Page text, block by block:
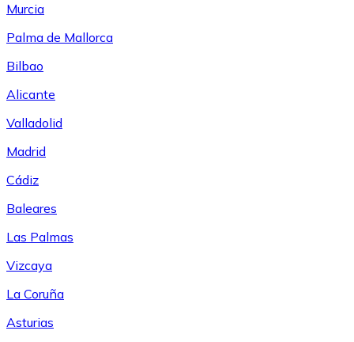
Murcia
Palma de Mallorca
Bilbao
Alicante
Valladolid
Madrid
Cádiz
Baleares
Las Palmas
Vizcaya
La Coruña
Asturias